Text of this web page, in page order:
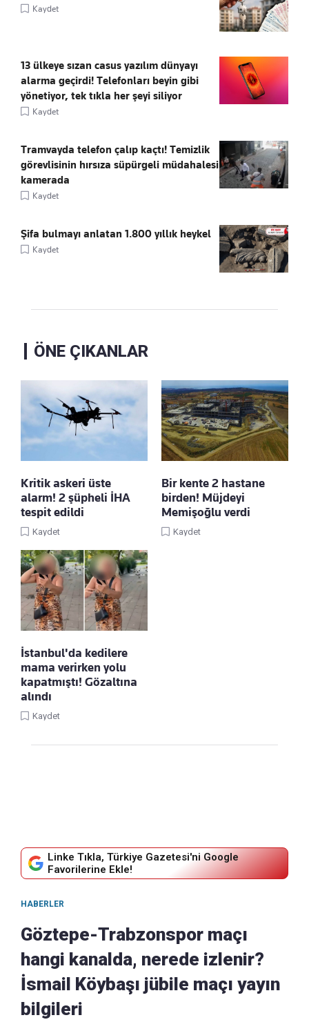
Kaydet
13 ülkeye sızan casus yazılım dünyayı
alarma geçirdi! Telefonları beyin gibi
yönetiyor, tek tıkla her şeyi siliyor
Kaydet
Tramvayda telefon çalıp kaçtı! Temizlik
görevlisinin hırsıza süpürgeli müdahalesi
kamerada
Kaydet
Şifa bulmayı anlatan 1.800 yıllık heykel
Kaydet
ÖNE ÇIKANLAR
Kritik askeri üste
alarm! 2 şüpheli İHA
tespit edildi
Kaydet
Bir kente 2 hastane
birden! Müjdeyi
Memişoğlu verdi
Kaydet
İstanbul'da kedilere
mama verirken yolu
kapatmıştı! Gözaltına
alındı
Kaydet
Linke Tıkla, Türkiye Gazetesi'ni Google
Favorilerine Ekle!
HABERLER
Göztepe-Trabzonspor maçı
hangi kanalda, nerede izlenir?
İsmail Köybaşı jübile maçı yayın
bilgileri